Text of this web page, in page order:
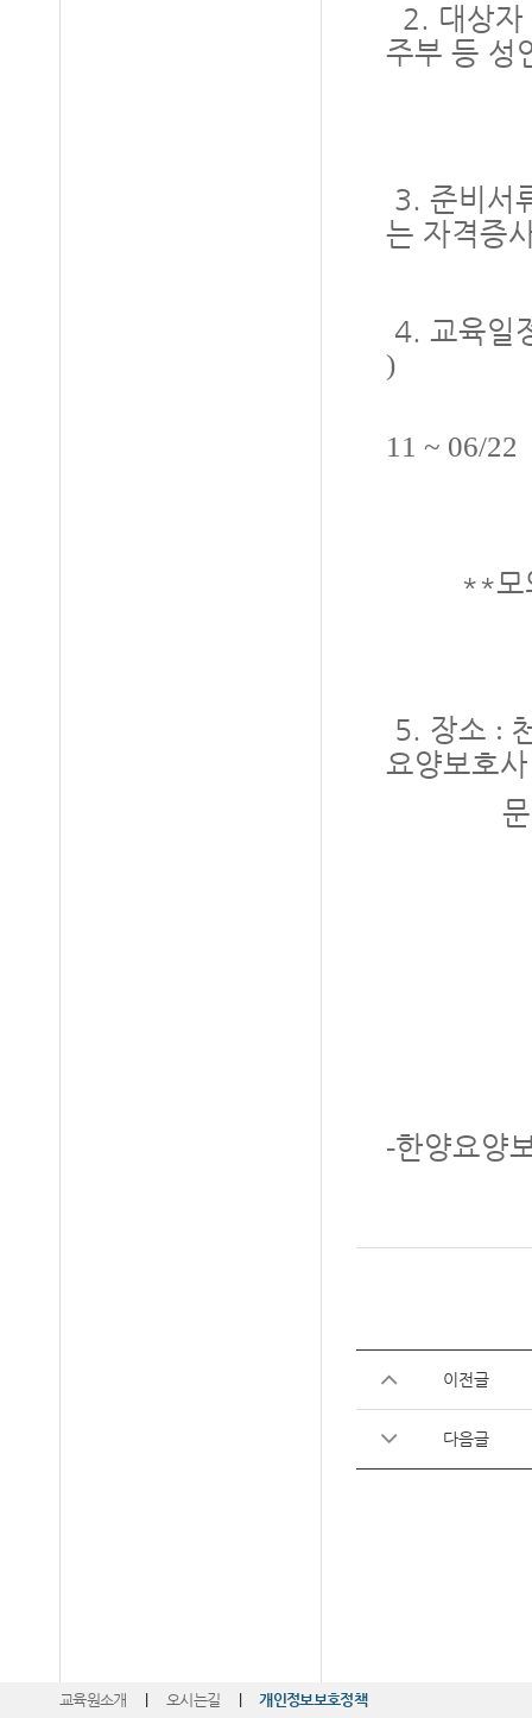
2. 대상자
주부 등 성
3. 준비서
는 자격증
4. 교육일
)
11 ~ 06/22
**모의
5. 장소 :
요양보호
문의
-한양요양
이전글
다음글
교육원소개 오시는길 개인정보보호정책